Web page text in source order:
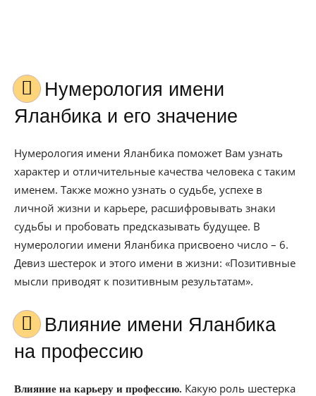
Нумерология имени
Яланбика и его значение
Нумерология имени Яланбика поможет Вам узнать
характер и отличительные качества человека с таким
именем. Также можно узнать о судьбе, успехе в
личной жизни и карьере, расшифровывать знаки
судьбы и пробовать предсказывать будущее. В
нумерологии имени Яланбика присвоено число – 6.
Девиз шестерок и этого имени в жизни: «Позитивные
мысли приводят к позитивным результатам».
Влияние имени Яланбика
на профессию
Влияние на карьеру и профессию. Какую роль шестерка